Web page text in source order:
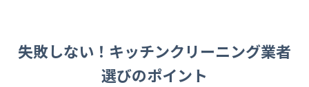
失敗しない！キッチンクリーニング業者
選びのポイント